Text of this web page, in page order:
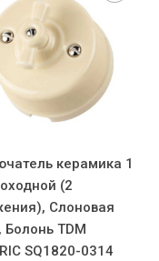
керамика 1
(2
Слоновая
Болонь TDM
SQ1820-0314